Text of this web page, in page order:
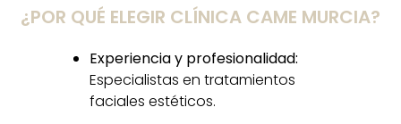
¿POR QUÉ ELEGIR CLÍNICA CAME MURCIA?
Experiencia y profesionalidad:
Especialistas en tratamientos
faciales estéticos.